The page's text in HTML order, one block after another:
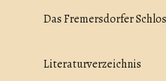
Das Fremersdorfer
Literaturverzeichnis